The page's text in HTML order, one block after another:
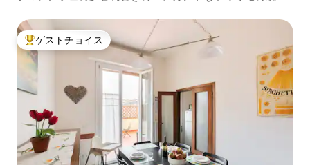
大好評のゲストチョイスです。
ゲストチョイス